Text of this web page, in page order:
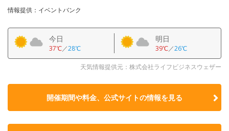
情報提供：イベントバンク
今日
37℃／28℃
明日
39℃／26℃
天気情報提供元：株式会社ライフビジネスウェザー
開催期間や料金、公式サイトの情報を見る